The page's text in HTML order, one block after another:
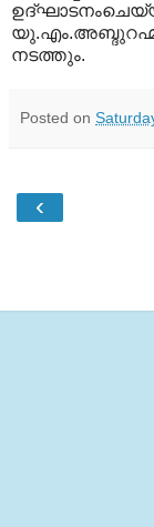
നടത്തും.
Posted on
‹